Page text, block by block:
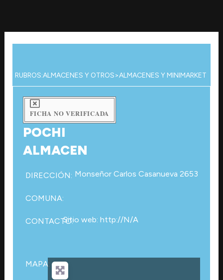
contenido
RUBROS:ALMACENES Y OTROS>ALMACENES Y MINIMARKET
FICHA NO VERIFICADA
POCHI
ALMACEN
DIRECCIÓN: Monseñor Carlos Casanueva 2653
COMUNA:
CONTACTO:Sitio web: http://N/A
MAPA: